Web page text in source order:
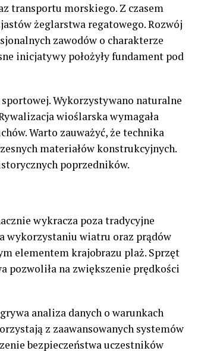
transportu morskiego. Z czasem
żeglarstwa regatowego. Rozwój
zawodów o charakterze
inicjatywy położyły fundament pod
Wykorzystywano naturalne
wioślarska wymagała
Warto zauważyć, że technika
materiałów konstrukcyjnych.
poprzedników.
wykracza poza tradycyjne
wykorzystaniu wiatru oraz prądów
elementem krajobrazu plaż. Sprzęt
pozwoliła na zwiększenie prędkości
analiza danych o warunkach
z zaawansowanych systemów
bezpieczeństwa uczestników